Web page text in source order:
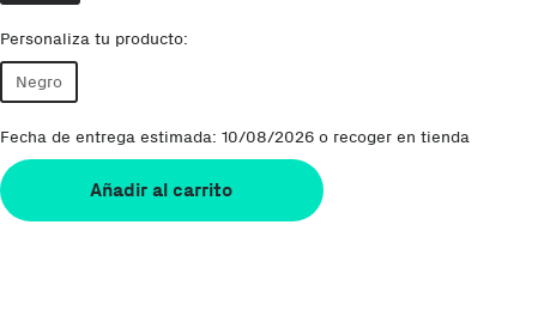
Personaliza tu producto:
Negro
Fecha de entrega estimada: 10/08/2026 o recoger en tienda
Añadir al carrito